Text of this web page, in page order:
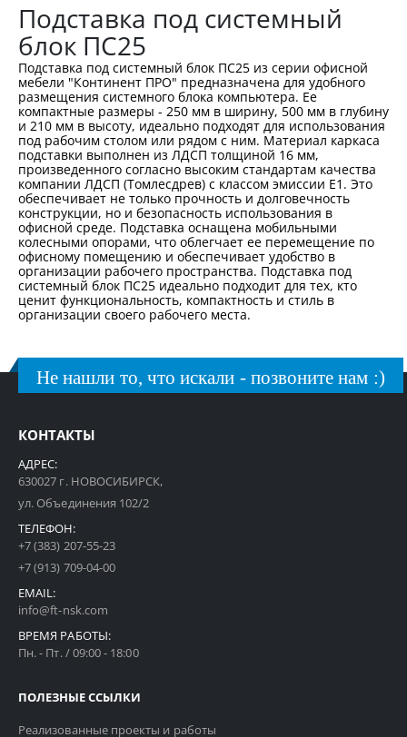
Подставка под системный
блок ПС25
Подставка под системный блок ПС25 из серии офисной
мебели "Континент ПРО" предназначена для удобного
размещения системного блока компьютера. Ее
компактные размеры - 250 мм в ширину, 500 мм в глубину
и 210 мм в высоту, идеально подходят для использования
под рабочим столом или рядом с ним. Материал каркаса
подставки выполнен из ЛДСП толщиной 16 мм,
произведенного согласно высоким стандартам качества
компании ЛДСП (Томлесдрев) с классом эмиссии Е1. Это
обеспечивает не только прочность и долговечность
конструкции, но и безопасность использования в
офисной среде. Подставка оснащена мобильными
колесными опорами, что облегчает ее перемещение по
офисному помещению и обеспечивает удобство в
организации рабочего пространства. Подставка под
системный блок ПС25 идеально подходит для тех, кто
ценит функциональность, компактность и стиль в
организации своего рабочего места.
Не нашли то, что искали - позвоните нам :)
КОНТАКТЫ
АДРЕС:
630027 г. НОВОСИБИРСК,
ул. Объединения 102/2
ТЕЛЕФОН:
+7 (383) 207-55-23
+7 (913) 709-04-00
EMAIL:
info@ft-nsk.com
ВРЕМЯ РАБОТЫ:
Пн. - Пт. / 09:00 - 18:00
ПОЛЕЗНЫЕ ССЫЛКИ
Реализованные проекты и работы